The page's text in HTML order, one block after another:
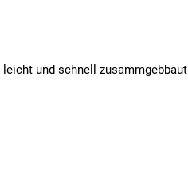
und schnell